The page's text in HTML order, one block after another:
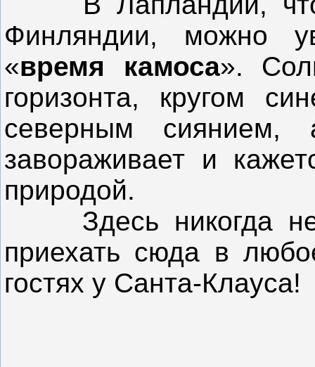
Финляндии, можно
«время камоса».
горизонта, кругом
северным сиянием,
завораживает и
природой.
Здесь никогда не
приехать сюда в
гостях у Санта-Клауса!